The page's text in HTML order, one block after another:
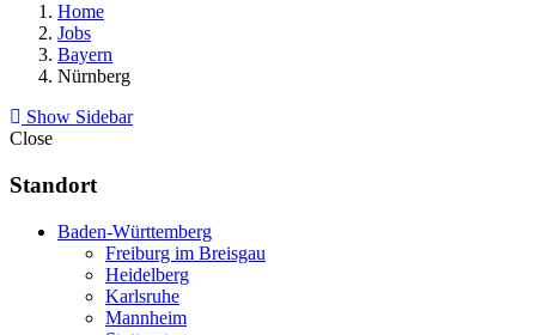
Home
Jobs
Bayern
Nürnberg
Show Sidebar
Close
Standort
Baden-Württemberg
Freiburg im Breisgau
Heidelberg
Karlsruhe
Mannheim